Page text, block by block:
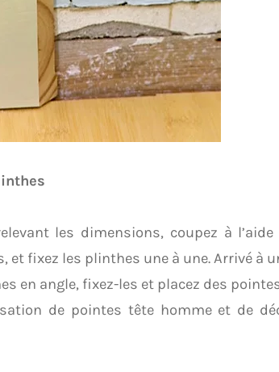
les dimensions, coupez à
et fixez les plinthes une à une. Arrivé à
en angle, fixez-les et placez des
de pointes tête homme et de